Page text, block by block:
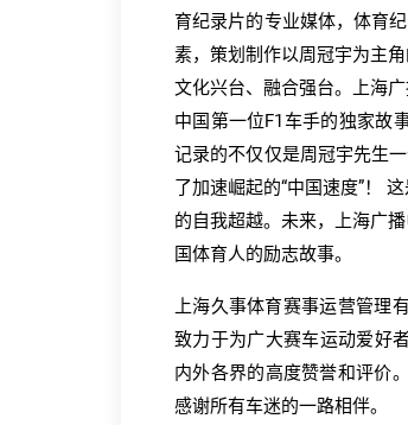
育纪录片的专业媒体，体育
素，策划制作以周冠宇为主
文化兴台、融合强台。上海
中国第一位F1车手的独家故
记录的不仅仅是周冠宇先生
了加速崛起的“中国速度”！
的自我超越。未来，上海广
国体育人的励志故事。
上海久事体育赛事运营管理
致力于为广大赛车运动爱好
内外各界的高度赞誉和评价
感谢所有车迷的一路相伴。